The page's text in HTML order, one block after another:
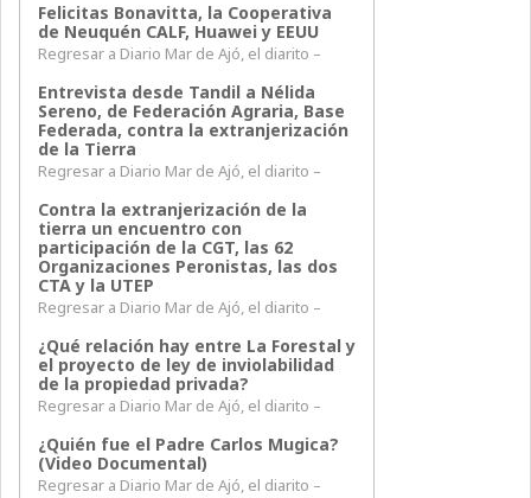
Felicitas Bonavitta, la Cooperativa
de Neuquén CALF, Huawei y EEUU
Regresar a Diario Mar de Ajó, el diarito –
Entrevista desde Tandil a Nélida
Sereno, de Federación Agraria, Base
Federada, contra la extranjerización
de la Tierra
Regresar a Diario Mar de Ajó, el diarito –
Contra la extranjerización de la
tierra un encuentro con
participación de la CGT, las 62
Organizaciones Peronistas, las dos
CTA y la UTEP
Regresar a Diario Mar de Ajó, el diarito –
¿Qué relación hay entre La Forestal y
el proyecto de ley de inviolabilidad
de la propiedad privada?
Regresar a Diario Mar de Ajó, el diarito –
¿Quién fue el Padre Carlos Mugica?
(Video Documental)
Regresar a Diario Mar de Ajó, el diarito –